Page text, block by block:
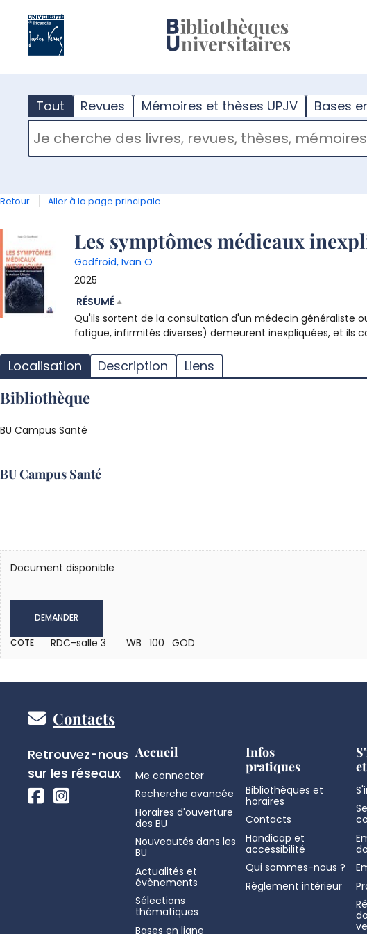
Tout Revues Mémoires et thèses UPJV Bases
RECHERCHER DANS "TOUT"
Retour Aller à la page principale
Détail
document
Les symptômes médicaux
Godfroid, Ivan O
2025
RÉSUMÉ
Qu'ils sortent de la consultation d'un médecin généraliste
fatigue, infirmités diverses) demeurent inexpliquées, et ils
Localisation Description Liens
Bibliothèque
BU Campus Santé
BU Campus Santé
Document disponible
DEMANDER
COTE RDC-salle 3 WB 100 GOD
Pied
de
page
Contacts
Réseaux
sociaux
Retrouvez-nous
sur les réseaux
Accueil
Me connecter
Recherche avancée
Horaires d'ouverture
des BU
Nouveautés dans les
BU
Actualités et
évènements
Sélections
thématiques
Bases en ligne
Infos
pratiques
Bibliothèques et
horaires
Contacts
Handicap et
accessibilité
Qui sommes-nous ?
Règlement intérieur